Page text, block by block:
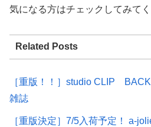
気になる方はチェックしてみてく
Related Posts
［重版！！］studio CLIP
雑誌
［重版決定］7/5入荷予定！ a-